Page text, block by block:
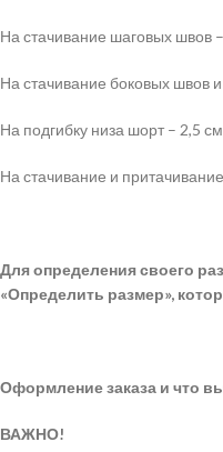
На стачивание шаговых швов
На стачивание боковых швов
На подгибку низа шорт – 2,5
На стачивание и
Для определения своего
«Определить размер»,
Оформление заказа и что
ВАЖНО!